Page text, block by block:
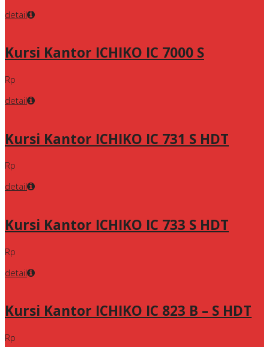
detail
Kursi Kantor ICHIKO IC 7000 S
Rp
detail
Kursi Kantor ICHIKO IC 731 S HDT
Rp
detail
Kursi Kantor ICHIKO IC 733 S HDT
Rp
detail
Kursi Kantor ICHIKO IC 823 B – S HDT
Rp